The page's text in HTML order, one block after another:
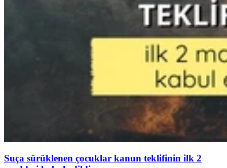
Suça sürüklenen çocuklar kanun teklifinin ilk 2